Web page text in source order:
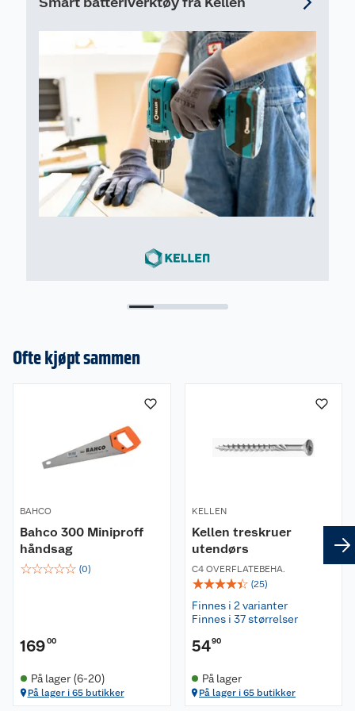
Ofte kjøpt sammen
BAHCO
Bahco 300 Miniproff
håndsag
☆☆☆☆☆ (0)
16900
På lager (6-20)
På lager i 65 butikker
KELLEN
Kellen treskruer
utendørs
C4 OVERFLATEBEHA.
☆☆☆☆☆ (25)
Finnes i 2 varianter
Finnes i 37 størrelser
5490
På lager
På lager i 65 butikker